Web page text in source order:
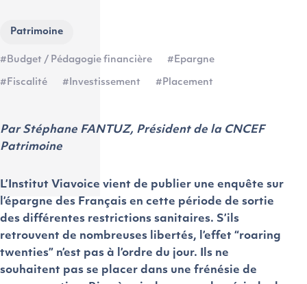
Patrimoine
#Budget / Pédagogie financière #Epargne
#Fiscalité #Investissement #Placement
Par Stéphane FANTUZ, Président de la CNCEF
Patrimoine
L’Institut Viavoice vient de publier une enquête sur
l’épargne des Français en cette période de sortie
des différentes restrictions sanitaires. S’ils
retrouvent de nombreuses libertés, l’effet “roaring
twenties” n’est pas à l’ordre du jour. Ils ne
souhaitent pas se placer dans une frénésie de